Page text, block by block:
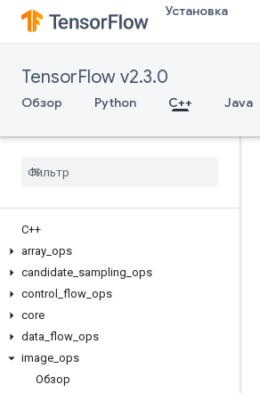
Установка
TensorFlow v2.3.0
Обзор Python C++ Java
C++
array ops
candidate sampling ops
control
flow ops
core
data flow ops
image ops
Обзор